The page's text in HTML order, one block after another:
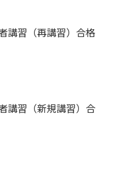
講習（再講習）合格
講習（新規講習）合